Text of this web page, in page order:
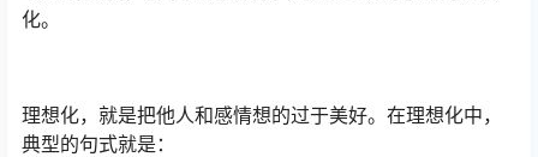
化。
理想化，就是把他人和感情想的过于美好。在理想化中，
典型的句式就是：